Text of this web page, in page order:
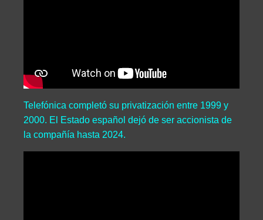
Telefónica completó su privatización entre 1999 y
2000. El Estado español dejó de ser accionista de
la compañía hasta 2024.